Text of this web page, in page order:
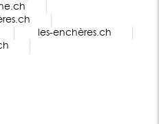
les-enchères.ch